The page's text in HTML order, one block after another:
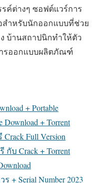
ค์ต่างๆ ซอฟต์แวร์การ
สำหรับนักออกแบบที่ช่วย
บ้านสถาปนิกทำให้ตัว
รออกแบบผลิตภัณฑ์
+ Portable
Download + Torrent
Full Version
กับ Crack + Torrent
+ Serial Number 2023